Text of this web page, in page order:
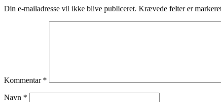
Din e-mailadresse vil ikke blive publiceret. Krævede felter er
Kommentar *
Navn *